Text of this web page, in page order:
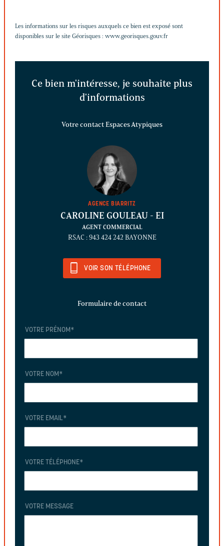
Les informations sur les risques auxquels ce bien est exposé sont
disponibles sur le site Géorisques : www.georisques.gouv.fr
Ce bien m'intéresse, je souhaite plus
d'informations
Votre contact Espaces Atypiques
AGENCE BIARRITZ
CAROLINE GOULEAU - EI
AGENT COMMERCIAL
RSAC : 943 424 242 BAYONNE
VOIR SON TÉLÉPHONE
Formulaire de contact
VOTRE PRÉNOM*
VOTRE NOM*
VOTRE EMAIL*
VOTRE TÉLÉPHONE*
VOTRE MESSAGE